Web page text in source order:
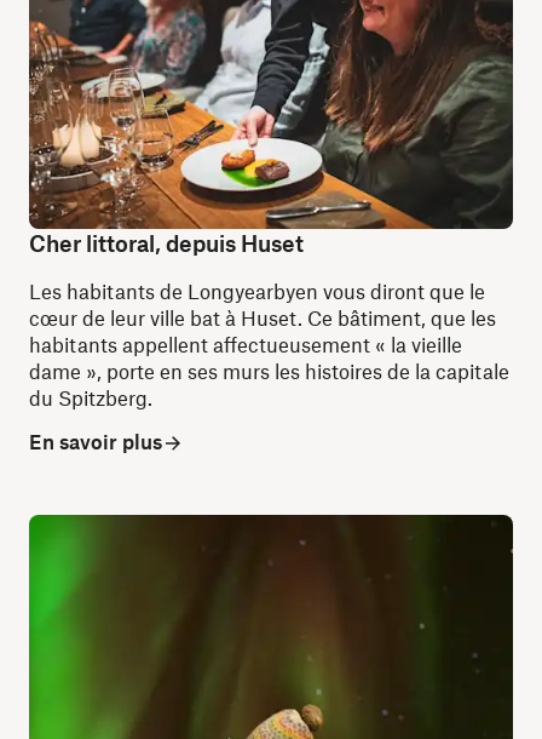
Cher littoral, depuis Huset
Les habitants de Longyearbyen vous diront que le
cœur de leur ville bat à Huset. Ce bâtiment, que les
habitants appellent affectueusement « la vieille
dame », porte en ses murs les histoires de la capitale
du Spitzberg.
En savoir plus